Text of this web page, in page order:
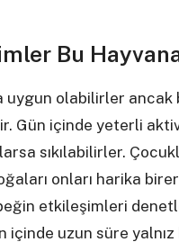
Bu
olabilirler ancak
Gün içinde yeterli
sıkılabilirler.
onları harika
etkileşimleri
uzun süre yalnız